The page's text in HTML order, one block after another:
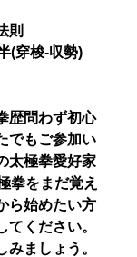
則
(穿梭-収勢)
歴問わず初心
でもご参加い
太極拳愛好家
拳をまだ覚え
ら始めたい方
てください。
みましょう。